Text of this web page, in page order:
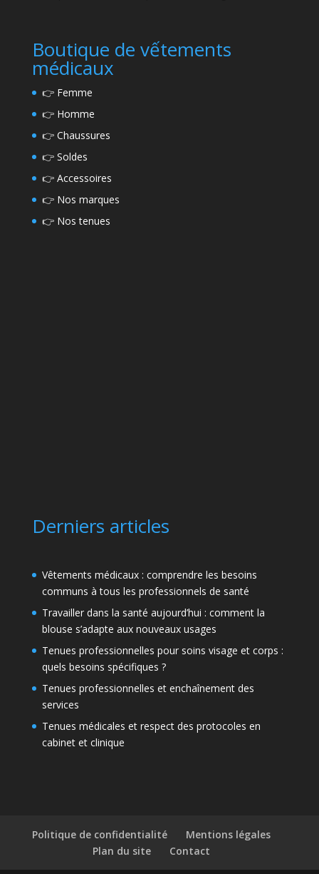
Boutique de vếtements
médicaux
👉 Femme
👉 Homme
👉 Chaussures
👉 Soldes
👉 Accessoires
👉 Nos marques
👉 Nos tenues
Derniers articles
Vêtements médicaux : comprendre les besoins
communs à tous les professionnels de santé
Travailler dans la santé aujourd’hui : comment la
blouse s’adapte aux nouveaux usages
Tenues professionnelles pour soins visage et corps :
quels besoins spécifiques ?
Tenues professionnelles et enchaînement des
services
Tenues médicales et respect des protocoles en
cabinet et clinique
Politique de confidentialité
Mentions légales
Plan du site
Contact